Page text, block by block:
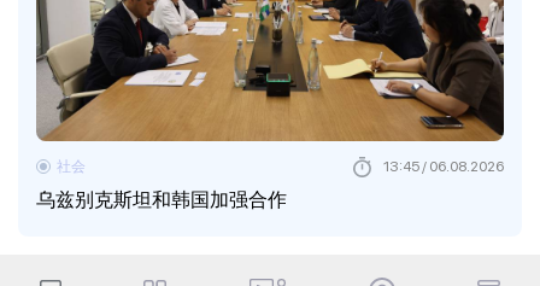
乌兹别克斯坦和韩国加强合作
社会 13:45 / 06.08.2026